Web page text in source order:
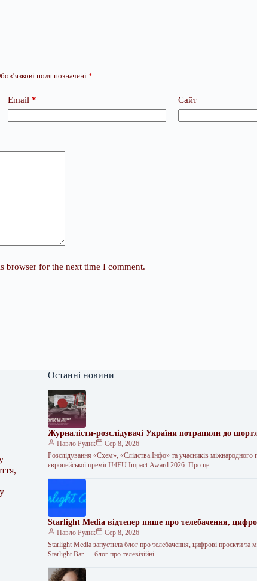
поля позначені *
Email * Сайт
browser for the next time I comment.
Останні новини
Журналісти-розслідувачі України потрапили до
Павло Рудик
Сер 8, 2026
Розслідування «Схем», «Слідства.Інфо» та учасників міжнародного
європейської премії IJ4EU Impact Award 2026. Про це
Starlight Media відтепер пише про телебачення,
Павло Рудик
Сер 8, 2026
Starlight Media запустила блог про телебачення, цифрові проєкти та
Starlight Bar — блог про телевізійні…